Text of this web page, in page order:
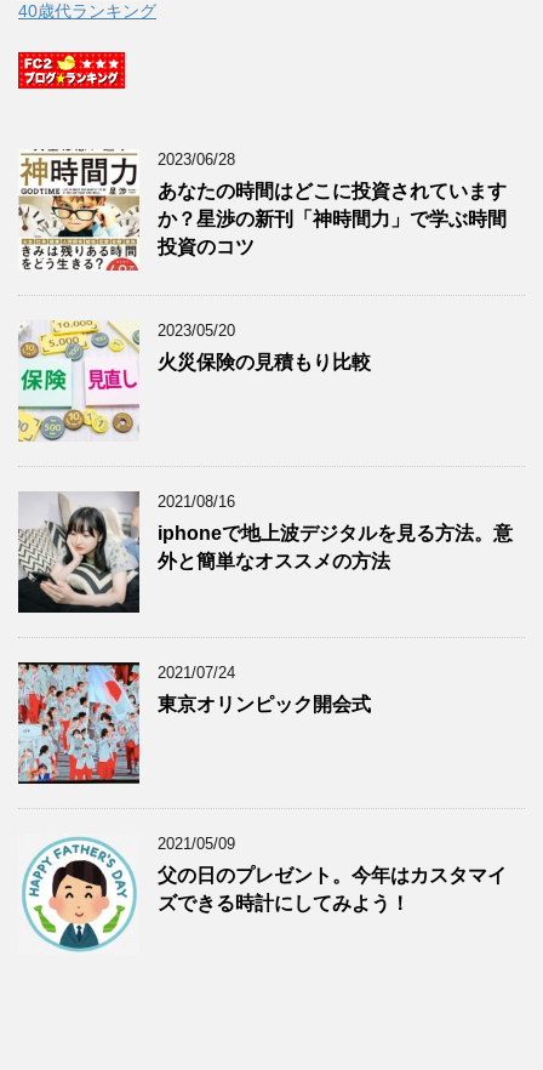
40歳代ランキング
2023/06/28
あなたの時間はどこに投資されています
か？星渉の新刊「神時間力」で学ぶ時間
投資のコツ
2023/05/20
火災保険の見積もり比較
2021/08/16
iphoneで地上波デジタルを見る方法。意
外と簡単なオススメの方法
2021/07/24
東京オリンピック開会式
2021/05/09
父の日のプレゼント。今年はカスタマイ
ズできる時計にしてみよう！